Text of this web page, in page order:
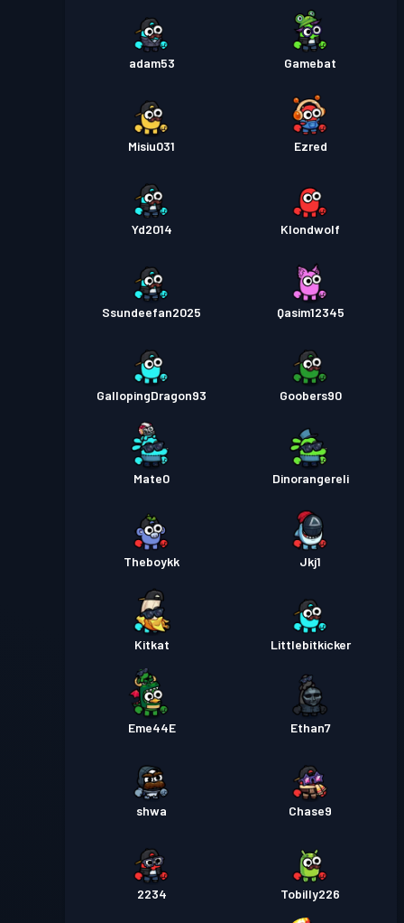
adam53 Gamebat
Misiu031 Ezred
Yd2014 Klondwolf
Ssundeefan2025 Qasim12345
GallopingDragon93 Goobers90
Mate0 Dinorangereli
Theboykk Jkj1
Kitkat Littlebitkicker
Eme44E Ethan7
shwa Chase9
2234 Tobilly226